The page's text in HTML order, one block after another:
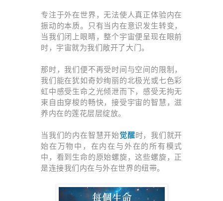
专注于外在世界，无法使人真正体验内在
振动的本质。只有当内在意识发生转变，
当我们闭上眼睛，整个宇宙便呈现在眼前
时，宇宙就为我们敞开了大门。
那时，我们便不再受时间与空间的限制，
我们能在犹如奇妙绚丽的北极光或七色彩
虹中感受生命之光倾泄而下，感受无拘无
束自由穿梭的畅快，接受宇宙的智慧，滋
养内在的莲花层层绽放。
当我们的内在智慧开始觉醒时，我们就开
始在万物中，在内在与外在的所有模式
中，看到生命的原始螺旋，这些螺旋，正
是连接我们内在与外在世界的纽带。